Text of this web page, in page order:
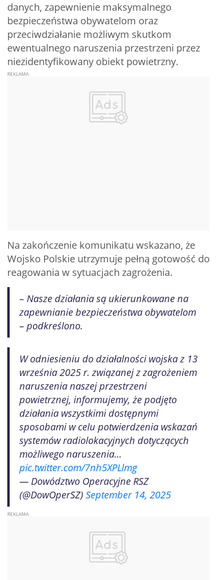
danych, zapewnienie maksymalnego
bezpieczeństwa obywatelom oraz
przeciwdziałanie możliwym skutkom
ewentualnego naruszenia przestrzeni przez
niezidentyfikowany obiekt powietrzny.
Na zakończenie komunikatu wskazano, że
Wojsko Polskie utrzymuje pełną gotowość do
reagowania w sytuacjach zagrożenia.
– Nasze działania są ukierunkowane na
zapewnianie bezpieczeństwa obywatelom
– podkreślono.
W odniesieniu do działalności wojska z 13
września 2025 r. związanej z zagrożeniem
naruszenia naszej przestrzeni
powietrznej, informujemy, że podjęto
działania wszystkimi dostępnymi
sposobami w celu potwierdzenia wskazań
systemów radiolokacyjnych dotyczących
możliwego naruszenia…
pic.twitter.com/7nh5XPLlmg
— Dowództwo Operacyjne RSZ
(@DowOperSZ) September 14, 2025